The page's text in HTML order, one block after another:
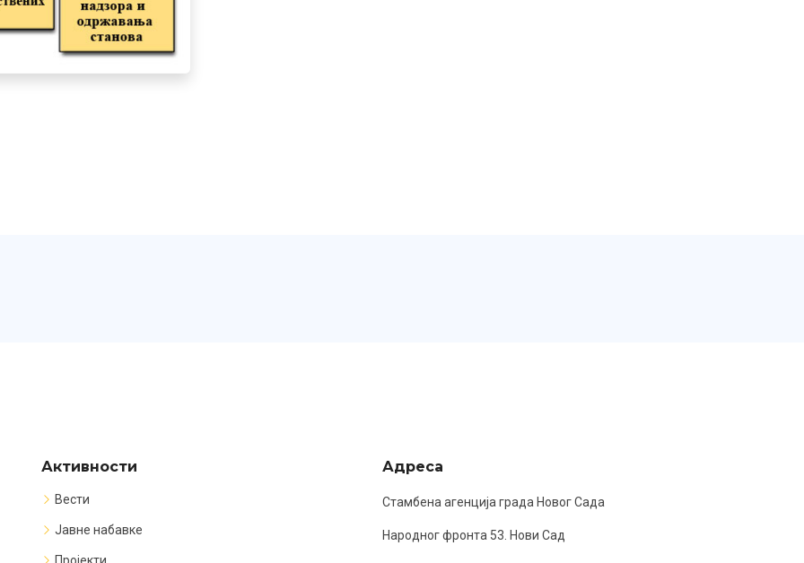
Активности
Вести
Јавне набавке
Адреса
Стамбена агенција града Новог Сада
Народног фронта 53. Нови Сад